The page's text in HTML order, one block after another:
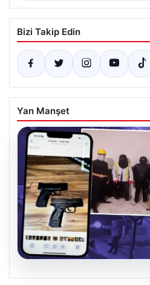
Bizi Takip Edin
Yan Manşet
07.08.2026